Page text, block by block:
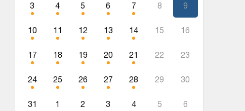
3 4 5 6 7 8 9
10 11 12 13 14 15 16
17 18 19 20 21 22 23
24 25 26 27 28 29 30
31 1 2 3 4 5 6